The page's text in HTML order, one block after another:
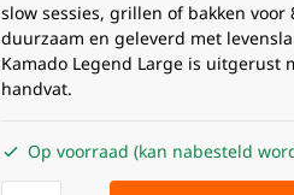
slow sessies, grillen of bakken voor
duurzaam en geleverd met
Kamado Legend Large is uitgerust
handvat.
Op voorraad (kan nabesteld